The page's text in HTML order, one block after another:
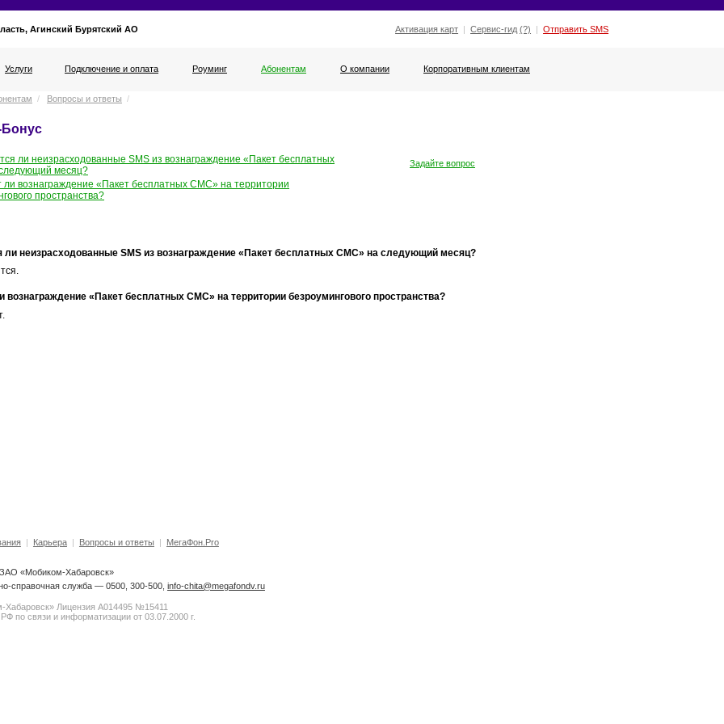
Агинский Бурятский АО Активация карт |Сервис-гид (?) |Отправить SMS
Услуги Подключение и оплата Роуминг Абонентам О компании Корпоративным клиентам
/ Вопросы и ответы /
Задайте вопрос
ли неизрасходованные SMS из вознаграждение «Пакет бесплатных
месяц?
ли вознаграждение «Пакет бесплатных СМС» на территории
пространства?
ли неизрасходованные SMS из вознаграждение «Пакет бесплатных СМС» на следующий месяц?
вознаграждение «Пакет бесплатных СМС» на территории безроумингового пространства?
| Карьера| Вопросы и ответы | МегаФон.Pro
«Мобиком-Хабаровск»
справочная служба — 0500, 300-500, info-chita@megafondv.ru
Лицензия А014495 №15411
по связи и информатизации от 03.07.2000 г.